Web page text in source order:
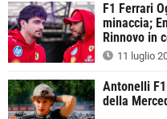
F1 Ferrari
minaccia;
Rinnovo in
11 luglio
Antonelli
della